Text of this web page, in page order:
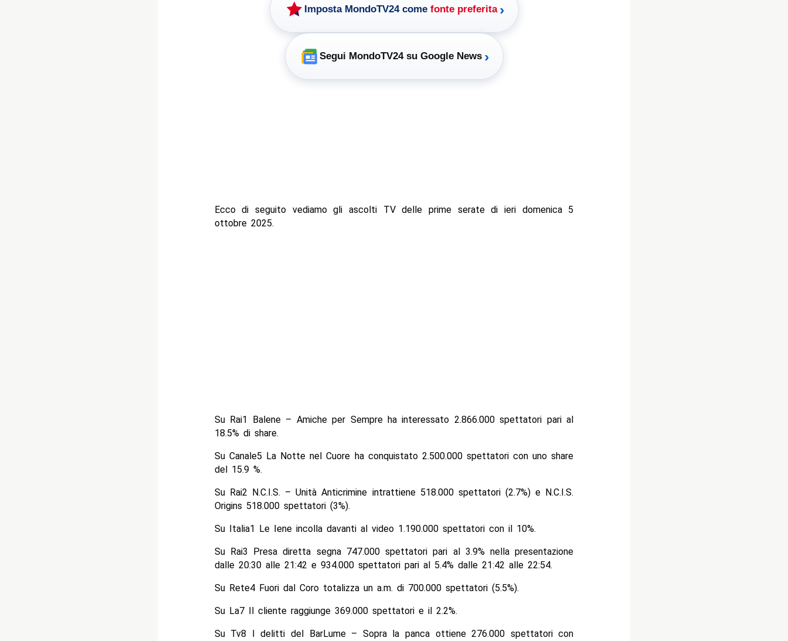
Imposta MondoTV24 come fonte preferita ›
Segui MondoTV24 su Google News ›
Ecco di seguito vediamo gli ascolti TV delle prime serate di ieri domenica 5
ottobre 2025.
Su Rai1 Balene – Amiche per Sempre ha interessato 2.866.000 spettatori pari al
18.5% di share.
Su Canale5 La Notte nel Cuore ha conquistato 2.500.000 spettatori con uno share
del 15.9 %.
Su Rai2 N.C.I.S. – Unità Anticrimine intrattiene 518.000 spettatori (2.7%) e N.C.I.S.
Origins 518.000 spettatori (3%).
Su Italia1 Le Iene incolla davanti al video 1.190.000 spettatori con il 10%.
Su Rai3 Presa diretta segna 747.000 spettatori pari al 3.9% nella presentazione
dalle 20:30 alle 21:42 e 934.000 spettatori pari al 5.4% dalle 21:42 alle 22:54.
Su Rete4 Fuori dal Coro totalizza un a.m. di 700.000 spettatori (5.5%).
Su La7 Il cliente raggiunge 369.000 spettatori e il 2.2%.
Su Tv8 I delitti del BarLume – Sopra la panca ottiene 276.000 spettatori con